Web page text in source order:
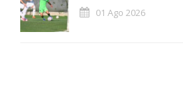
01 Ago 2026